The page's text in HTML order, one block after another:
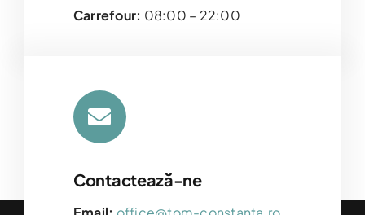
Carrefour: 08:00 – 22:00
Contactează-ne